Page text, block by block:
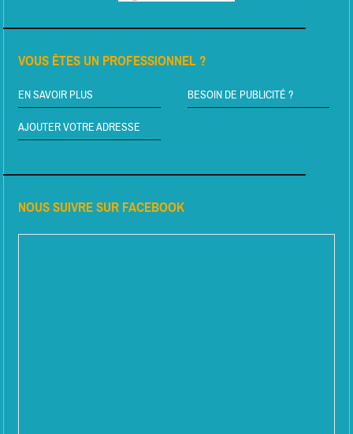
VOUS ÊTES UN PROFESSIONNEL ?
EN SAVOIR PLUS BESOIN DE PUBLICITÉ ?
AJOUTER VOTRE ADRESSE
NOUS SUIVRE SUR FACEBOOK